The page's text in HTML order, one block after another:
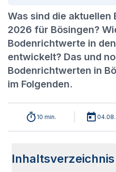
Was sind die
2026 für Bösingen?
Bodenrichtwerte in
entwickelt? Das und
Bodenrichtwerten in
im Folgenden.
10 min.
Inhaltsverzeichnis